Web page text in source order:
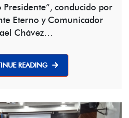
conducido por
Eterno y Comunicador
Chávez…
READING